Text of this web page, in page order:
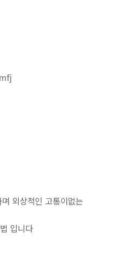
외상적인 고통이없는
입니다